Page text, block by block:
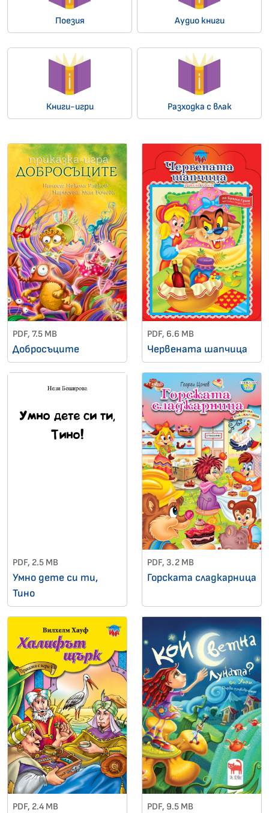
Поезия Аудио книги
Книги-игри Разходка с влак
PDF, 7.5 MB
Добросъците
PDF, 6.6 MB
Червената шапчица
PDF, 2.5 MB
Умно дете си ти,
Тино
PDF, 3.2 MB
Горската сладкарница
PDF, 2.4 MB PDF, 9.5 MB